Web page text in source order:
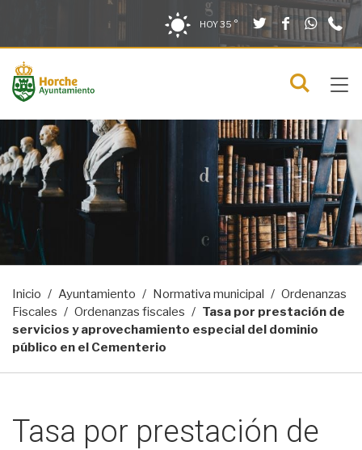
Saltar al contenido
Saltar a la navegación
Información de contacto HOY35 ° TwitterFacebook
menú
Inicio Ayuntamiento Normativa municipal
Ordenanzas
Fiscales
Ordenanzas fiscales
Tasa por prestación de
servicios y aprovechamiento especial del dominio
público en el Cementerio
Tasa por prestación de